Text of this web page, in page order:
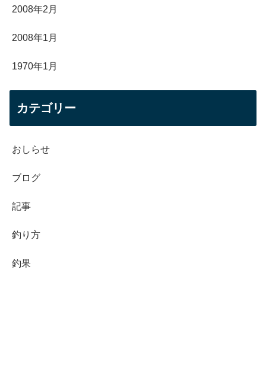
2008年2月
2008年1月
1970年1月
カテゴリー
おしらせ
ブログ
記事
釣り方
釣果